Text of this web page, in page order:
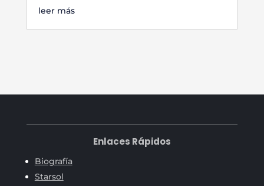
leer más
Enlaces Rápidos
Biografía
Starsol